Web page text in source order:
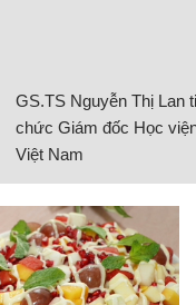
GS.TS Nguyễn Thị Lan
chức Giám đốc Học
Việt Nam